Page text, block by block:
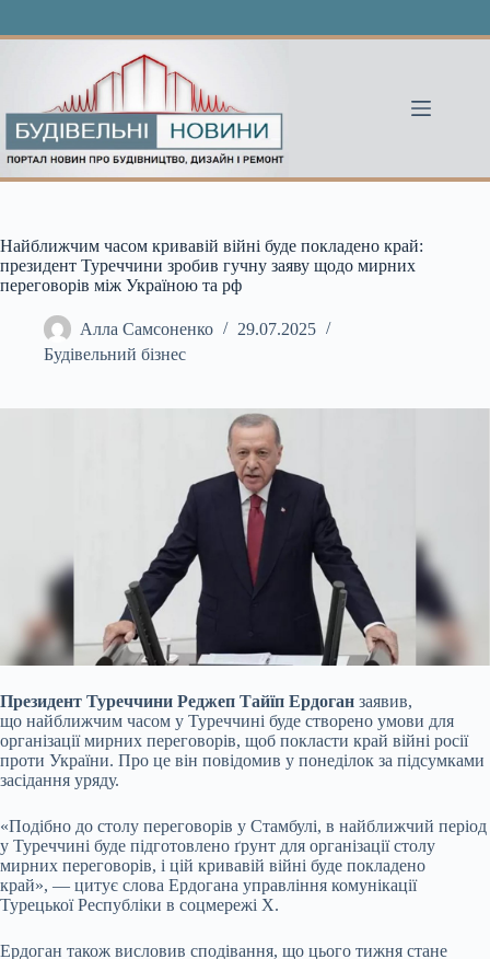
Найближчим часом кривавій війні буде покладено край:
президент Туреччини зробив гучну заяву щодо мирних
переговорів між Україною та рф
Алла Самсоненко
29.07.2025
Будівельний бізнес
Президент Туреччини Реджеп Тайїп Ердоган заявив,
що найближчим часом у Туреччині буде створено умови для
організації мирних переговорів, щоб покласти край війні росії
проти України. Про це він повідомив у понеділок за підсумками
засідання уряду.
«Подібно до столу переговорів у Стамбулі, в найближчий період
у Туреччині буде підготовлено ґрунт для організації столу
мирних переговорів, і цій кривавій війні буде покладено
край», — цитує слова Ердогана управління комунікації
Турецької Республіки в соцмережі X.
Ердоган також висловив сподівання, що цього тижня стане